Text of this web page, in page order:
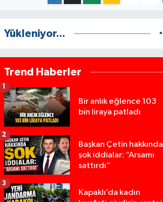
Yükleniyor...
Trend Haberler
Bir anlık eğlence 103
bin liraya patladı
Başkan Çetin hakkında
şok iddialar: “Arsamı
sattırdı”
2
Kapaklı’da kadın
3